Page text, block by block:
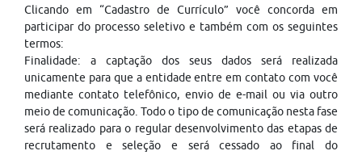
Clicando em “Cadastro de Currículo” você concorda em
participar do processo seletivo e também com os seguintes
termos:
Finalidade: a captação dos seus dados será realizada
unicamente para que a entidade entre em contato com você
mediante contato telefônico, envio de e-mail ou via outro
meio de comunicação. Todo o tipo de comunicação nesta fase
será realizado para o regular desenvolvimento das etapas de
recrutamento e seleção e será cessado ao final do